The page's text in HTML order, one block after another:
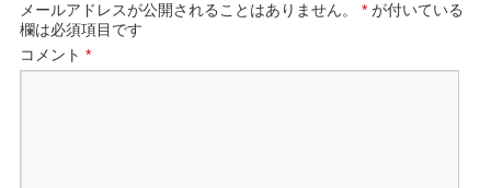
メールアドレスが公開されることはありません。 * が付いている
欄は必須項目です
コメント*